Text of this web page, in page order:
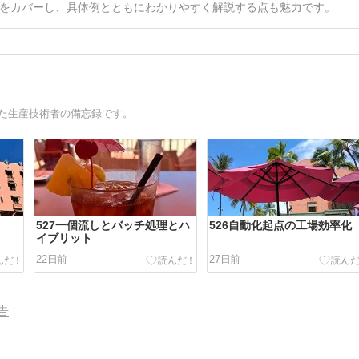
バーし、具体例とともにわかりやすく解説する点も魅力です。
産技術者の備忘録です。
527一個流しとバッチ処理とハ
イブリット
22日前
526自動化起点の工場効率化
27日前